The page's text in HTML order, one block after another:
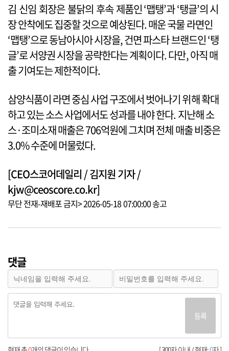
김 신임 회장은 불닭의 후속 제품인 ‘맵탱’과 ‘탱글’의 시
장 안착에도 집중할 것으로 예상된다. 매운 국물 라면인
‘맵탱’으로 동남아시아 시장을, 건면 파스타 브랜드인 ‘탱
글’로 서양권 시장을 공략한다는 계획이다. 다만, 아직 매
출 기여도는 제한적이다.
삼양식품이 라면 중심 사업 구조에서 벗어나기 위해 확대
하고 있는 소스 사업에서도 성과를 내야 한다. 지난해 소
스·조미소재 매출은 706억원에 그치며 전체 매출 비중은
3.0% 수준에 머물렀다.
[CEO스코어데일리 / 김지원 기자 /
kjw@ceoscore.co.kr]
무단 전재-재배포 금지> 2026-05-18 07:00:00 송고
댓글
등록